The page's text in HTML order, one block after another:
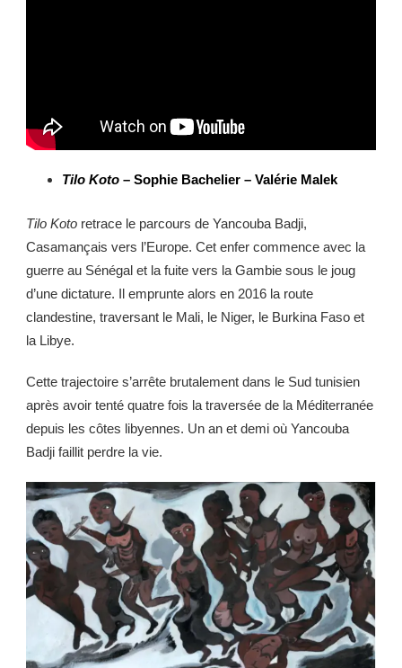
Tilo Koto – Sophie Bachelier – Valérie Malek
Tilo Koto retrace le parcours de Yancouba Badji,
Casamançais vers l’Europe. Cet enfer commence avec la
guerre au Sénégal et la fuite vers la Gambie sous le joug
d’une dictature. Il emprunte alors en 2016 la route
clandestine, traversant le Mali, le Niger, le Burkina Faso et
la Libye.
Cette trajectoire s’arrête brutalement dans le Sud tunisien
après avoir tenté quatre fois la traversée de la Méditerranée
depuis les côtes libyennes. Un an et demi où Yancouba
Badji faillit perdre la vie.